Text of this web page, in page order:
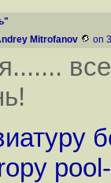
Mitrofanov on